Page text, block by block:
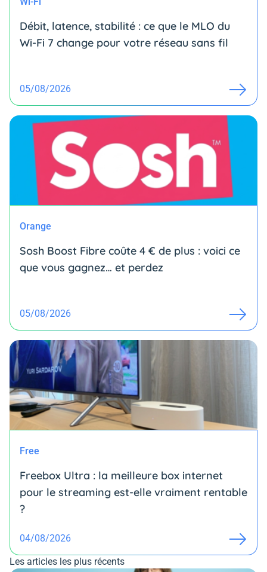
Débit, latence, stabilité : ce que le MLO du
Wi-Fi 7 change pour votre réseau sans fil
05/08/2026
Orange
Sosh Boost Fibre coûte 4 € de plus : voici ce
que vous gagnez… et perdez
05/08/2026
Free
Freebox Ultra : la meilleure box internet
pour le streaming est-elle vraiment rentable
?
04/08/2026
Les articles les plus récents